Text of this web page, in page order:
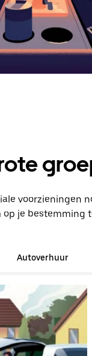
voorzieningen
op je bestemming
Autoverhuur